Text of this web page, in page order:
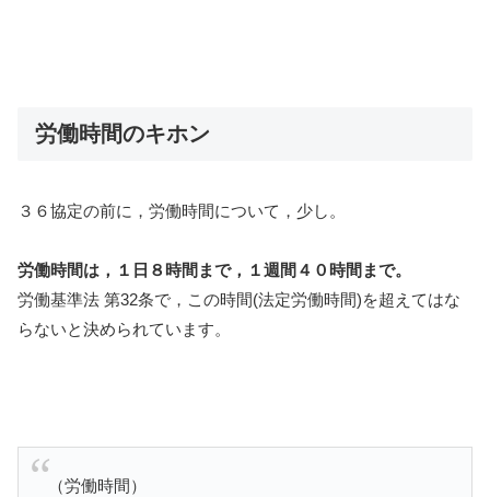
労働時間のキホン
３６協定の前に，労働時間について，少し。
労働時間は，１日８時間まで，１週間４０時間まで。
労働基準法 第32条で，この時間(法定労働時間)を超えてはな
らないと決められています。
（労働時間）